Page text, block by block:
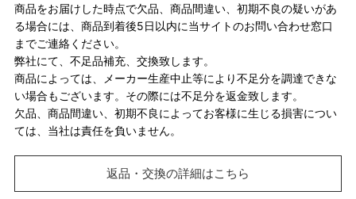
商品をお届けした時点で欠品、商品間違い、初期不良の疑いがあ
る場合には、商品到着後5日以内に当サイトのお問い合わせ窓口
までご連絡ください。
弊社にて、不足品補充、交換致します。
商品によっては、メーカー生産中止等により不足分を調達できな
い場合もございます。その際には不足分を返金致します。
欠品、商品間違い、初期不良によってお客様に生じる損害につい
ては、当社は責任を負いません。
返品・交換の詳細はこちら